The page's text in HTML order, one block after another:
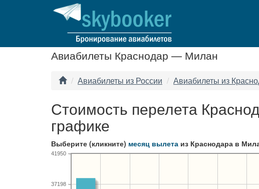
Авиабилеты Краснодар — Милан
Авиабилеты из России Авиабилеты из
Стоимость перелета
графике
Выберите (кликните) месяц вылета из Краснодара в
37198
41950